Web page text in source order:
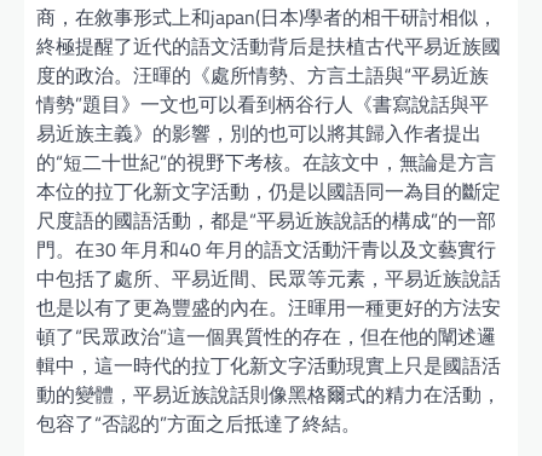
商，在敘事形式上和japan(日本)學者的相干研討相似，
終極提醒了近代的語文活動背后是扶植古代平易近族國
度的政治。汪暉的《處所情勢、方言土語與“平易近族
情勢”題目》一文也可以看到柄谷行人《書寫說話與平
易近族主義》的影響，別的也可以將其歸入作者提出
的“短二十世紀”的視野下考核。在該文中，無論是方言
本位的拉丁化新文字活動，仍是以國語同一為目的斷定
尺度語的國語活動，都是“平易近族說話的構成”的一部
門。在30 年月和40 年月的語文活動汗青以及文藝實行
中包括了處所、平易近間、民眾等元素，平易近族說話
也是以有了更為豐盛的內在。汪暉用一種更好的方法安
頓了“民眾政治”這一個異質性的存在，但在他的闡述邏
輯中，這一時代的拉丁化新文字活動現實上只是國語活
動的變體，平易近族說話則像黑格爾式的精力在活動，
包容了“否認的”方面之后抵達了終結。